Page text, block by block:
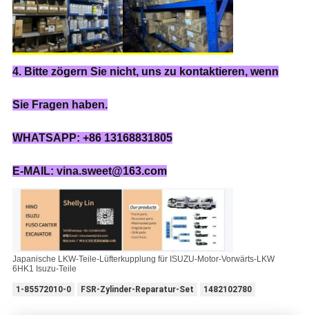
4. Bitte zögern Sie nicht, uns zu kontaktieren, wenn
Sie Fragen haben.
WHATSAPP: +86 13168831805
E-MAIL: vina.sweet@163.com
Japanische LKW-Teile-Lüfterkupplung für ISUZU-Motor-Vorwärts-LKW
6HK1 Isuzu-Teile
1-85572010-0 FSR-Zylinder-Reparatur-Set 1482102780